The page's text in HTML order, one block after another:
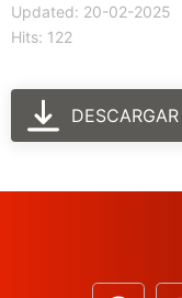
Updated: 20-02-2025
Hits: 122
DESCARGAR